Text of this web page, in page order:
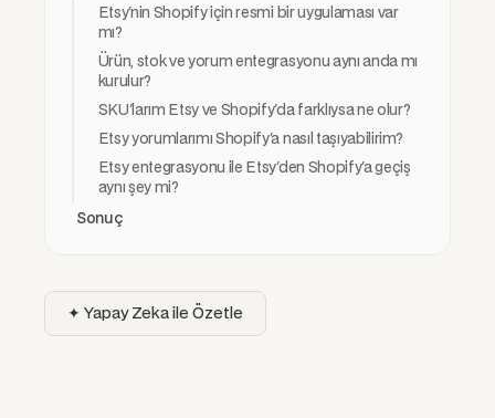
Etsy'nin Shopify için resmi bir uygulaması var
mı?
Ürün, stok ve yorum entegrasyonu aynı anda mı
kurulur?
SKU'larım Etsy ve Shopify'da farklıysa ne olur?
Etsy yorumlarımı Shopify'a nasıl taşıyabilirim?
Etsy entegrasyonu ile Etsy'den Shopify'a geçiş
aynı şey mi?
Sonuç
✦ Yapay Zeka ile Özetle